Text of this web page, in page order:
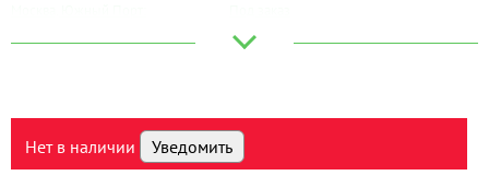
Под заказ
Под заказ
Тюмень:
Под заказ
Нет в наличии Уведомить